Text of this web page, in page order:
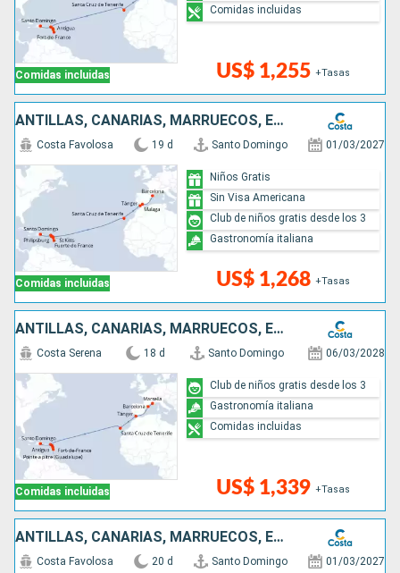
Comidas incluidas US$ 1,255 +Tasas
Comidas incluidas
ANTILLAS, CANARIAS, MARRUECOS, ESPAÑA
Comidas incluidas
Costa Favolosa 19 d Santo Domingo 01/03/2027
US$ 1,268 +Tasas
Niños Gratis
Sin Visa Americana
Club de niños gratis desde los 3
Gastronomía italiana
ANTILLAS, CANARIAS, MARRUECOS, ESPAÑA, FRANCIA
Comidas incluidas
Costa Serena 18 d Santo Domingo 06/03/2028
US$ 1,339 +Tasas
Club de niños gratis desde los 3
Gastronomía italiana
Comidas incluidas
ANTILLAS, CANARIAS, MARRUECOS, ESPAÑA, FRANCIA
Costa Favolosa 20 d Santo Domingo 01/03/2027